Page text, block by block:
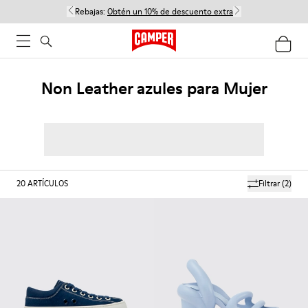
Rebajas: Obtén un 10% de descuento extra
Non Leather azules para Mujer
Filtrar(2)
20ARTÍCULOS